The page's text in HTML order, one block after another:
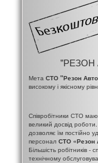
"РЕЗОН
Мета СТО "Резон
високому і якісному
Співробітники СТО
великий досвід
дозволяє їм постійно
персонал СТО «Резон
Більшість робітників -
технічному